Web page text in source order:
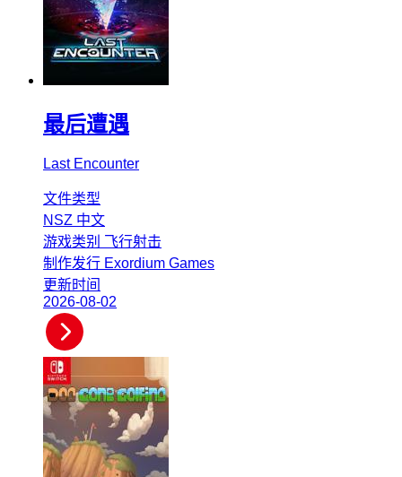
最后遭遇
Last Encounter
文件类型
NSZ 中文
游戏类别 飞行射击
制作发行 Exordium Games
更新时间
2026-08-02